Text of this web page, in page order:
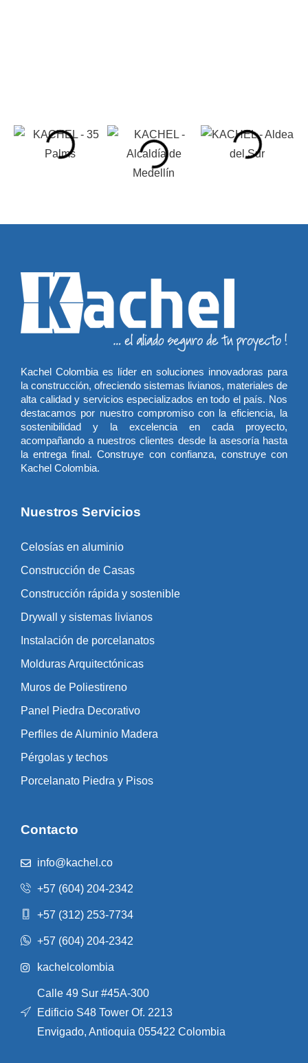
Kachel Colombia es líder en soluciones innovadoras para
la construcción, ofreciendo sistemas livianos, materiales de
alta calidad y servicios especializados en todo el país. Nos
destacamos por nuestro compromiso con la eficiencia, la
sostenibilidad y la excelencia en cada proyecto,
acompañando a nuestros clientes desde la asesoría hasta
la entrega final. Construye con confianza, construye con
Kachel Colombia.
Nuestros Servicios
Celosías en aluminio
Construcción de Casas
Construcción rápida y sostenible
Drywall y sistemas livianos
Instalación de porcelanatos
Molduras Arquitectónicas
Muros de Poliestireno
Panel Piedra Decorativo
Perfiles de Aluminio Madera
Pérgolas y techos
Porcelanato Piedra y Pisos
Contacto
info@kachel.co
+57 (604) 204-2342
+57 (312) 253-7734
+57 (604) 204-2342
kachelcolombia
Calle 49 Sur #45A-300
Edificio S48 Tower Of. 2213
Envigado, Antioquia 055422 Colombia